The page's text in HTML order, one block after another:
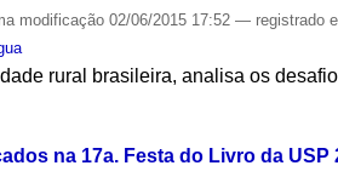
modificação 02/06/2015 17:52— registrado
rural brasileira, analisa os
na 17a. Festa do Livro da USP